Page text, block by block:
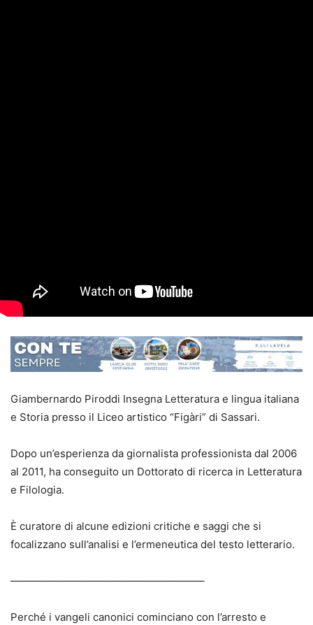
Giambernardo Piroddi Insegna Letteratura e lingua italiana
e Storia presso il Liceo artistico “Figàri” di Sassari.
Dopo un’esperienza da giornalista professionista dal 2006
al 2011, ha conseguito un Dottorato di ricerca in Letteratura
e Filologia.
È curatore di alcune edizioni critiche e saggi che si
focalizzano sull’analisi e l’ermeneutica del testo letterario.
——————————————————–
Perché i vangeli canonici cominciano con l’arresto e